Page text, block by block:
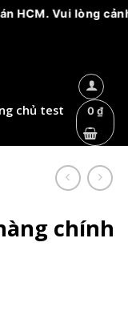
lòng cảnh giác với
chủ test 0₫
chính